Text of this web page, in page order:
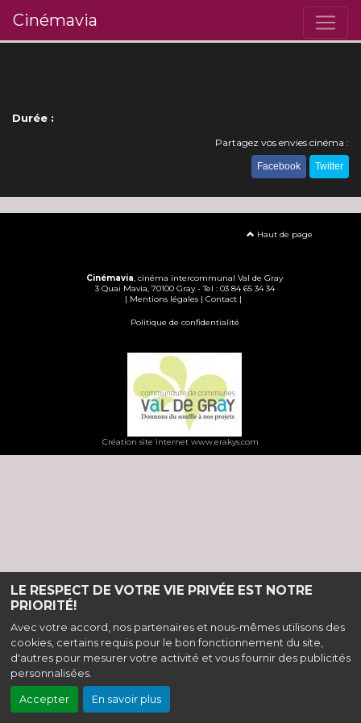
LE RESPECT DE VOTRE VIE PRIVÉE EST NOTRE
PRIORITÉ!
Avec votre accord, nos partenaires et nous-mêmes utilisons des
cookies, certains requis pour le bon fonctionnement du site,
d'autres pour mesurer votre activité et vous fournir des publicités
personnalisées.
Accepter En savoir plus
Cinémavia
Durée :
Partagez vos envies cinéma :
Facebook Twitter
Haut de page
Cinémavia, cinéma intercommunal Val de Gray
3 Quai Mavia, 70100 Gray - Tel : 03 84 65 34 34
| Mentions légales | Contact |
Politique de confidentialité
Création site internet www.erakys.com